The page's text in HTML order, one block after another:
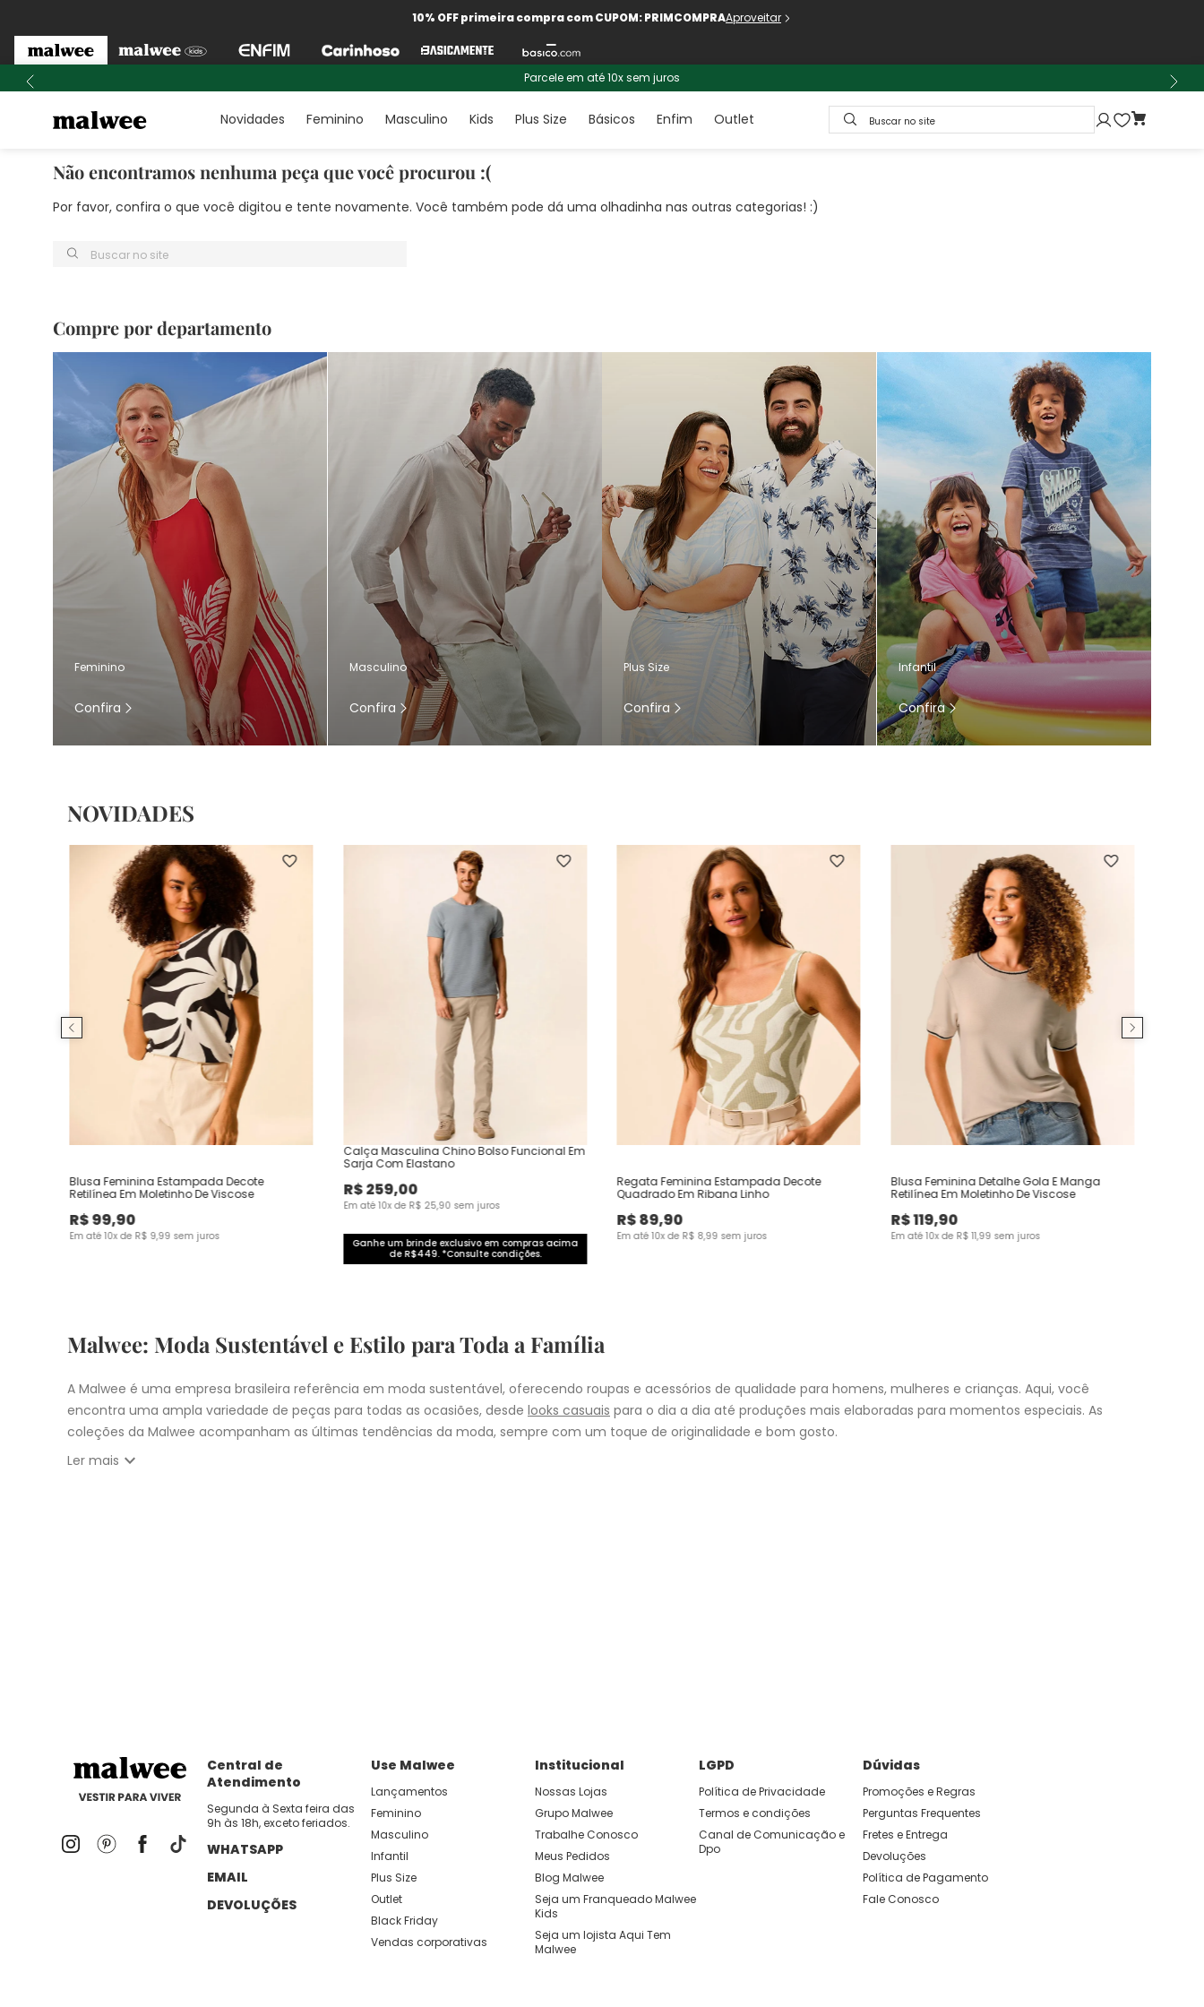
10% OFF primeira compra com CUPOM: PRIMCOMPRAAproveitar
Parcele em até 10x sem juros
Novidades Feminino Masculino Kids Plus Size Básicos Enfim Outlet Buscar no site
Não encontramos nenhuma peça que você procurou :(
Por favor, confira o que você digitou e tente novamente. Você também pode dá uma olhadinha nas outras categorias! :)
Buscar no site
Compre por departamento
Feminino
Confira
Masculino
Confira
Plus Size
Confira
Infantil
Confira
NOVIDADES
Blusa Feminina Estampada Decote
Retilínea Em Moletinho De Viscose
R$99,90
Em até10x de R$ 9,99 sem juros
Calça Masculina Chino Bolso Funcional Em
Sarja Com Elastano
R$259,00
Em até10x de R$ 25,90 sem juros
Ganhe um brinde exclusivo em compras acima
de R$449. *Consulte condições.
Regata Feminina Estampada Decote
Quadrado Em Ribana Linho
R$89,90
Em até10x de R$ 8,99 sem juros
Blusa Feminina Detalhe Gola E Manga
Retilínea Em Moletinho De Viscose
R$119,90
Em até10x de R$ 11,99 sem juros
Malwee: Moda Sustentável e Estilo para Toda a Família
A Malwee é uma empresa brasileira referência em moda sustentável, oferecendo roupas e acessórios de qualidade para homens, mulheres e crianças. Aqui, você
encontra uma ampla variedade de peças para todas as ocasiões, desde looks casuais para o dia a dia até produções mais elaboradas para momentos especiais. As
coleções da Malwee acompanham as últimas tendências da moda, sempre com um toque de originalidade e bom gosto.
Ler mais expand_more
Central de
Atendimento
Segunda à Sexta feira das
9h às 18h, exceto feriados.
WHATSAPP
EMAIL
DEVOLUÇÕES
Use Malwee
Lançamentos
Feminino
Masculino
Infantil
Plus Size
Outlet
Black Friday
Vendas corporativas
Institucional
Nossas Lojas
Grupo Malwee
Trabalhe Conosco
Meus Pedidos
Blog Malwee
Seja um Franqueado Malwee
Kids
Seja um lojista Aqui Tem
Malwee
LGPD
Política de Privacidade
Termos e condições
Canal de Comunicação e
Dpo
Dúvidas
Promoções e Regras
Perguntas Frequentes
Fretes e Entrega
Devoluções
Política de Pagamento
Fale Conosco